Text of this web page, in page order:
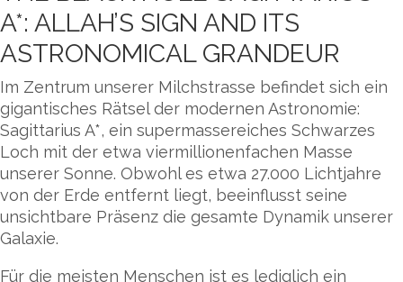
A*: ALLAH’S SIGN AND ITS
ASTRONOMICAL GRANDEUR
Im Zentrum unserer Milchstrasse befindet sich ein
gigantisches Rätsel der modernen Astronomie:
Sagittarius A*, ein supermassereiches Schwarzes
Loch mit der etwa viermillionenfachen Masse
unserer Sonne. Obwohl es etwa 27.000 Lichtjahre
von der Erde entfernt liegt, beeinflusst seine
unsichtbare Präsenz die gesamte Dynamik unserer
Galaxie.
Für die meisten Menschen ist es lediglich ein